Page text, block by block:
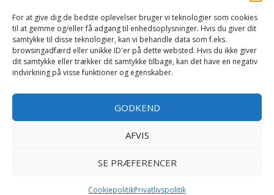
For at give dig de bedste oplevelser bruger vi teknologier som cookies
til at gemme og/eller få adgang til enhedsoplysninger. Hvis du giver dit
samtykke til disse teknologier, kan vi behandle data som f.eks.
browsingadfærd eller unikke ID'er på dette websted. Hvis du ikke giver
dit samtykke eller trækker dit samtykke tilbage, kan det have en negativ
indvirkning på visse funktioner og egenskaber.
GODKEND
AFVIS
SE PRÆFERENCER
CookiepolitikPrivatlivspolitik
Pressemaskiner
Save
Søjlebore- & bænkboremaskiner